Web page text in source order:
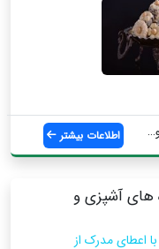
اطلاعات بیشتر
های آشپزی و
اعطای مدرک از